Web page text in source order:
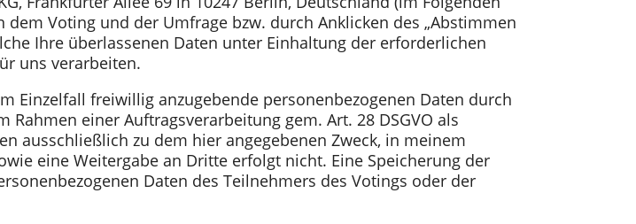
Voting und der Umfrage bzw. durch Anklicken des „Abstimmen
Ihre überlassenen Daten unter Einhaltung der erforderlichen
uns verarbeiten.
Einzelfall freiwillig anzugebende personenbezogenen Daten durch
einer Auftragsverarbeitung gem. Art. 28 DSGVO als
ausschließlich zu dem hier angegebenen Zweck, in meinem
eine Weitergabe an Dritte erfolgt nicht. Eine Speicherung der
Daten des Teilnehmers des Votings oder der